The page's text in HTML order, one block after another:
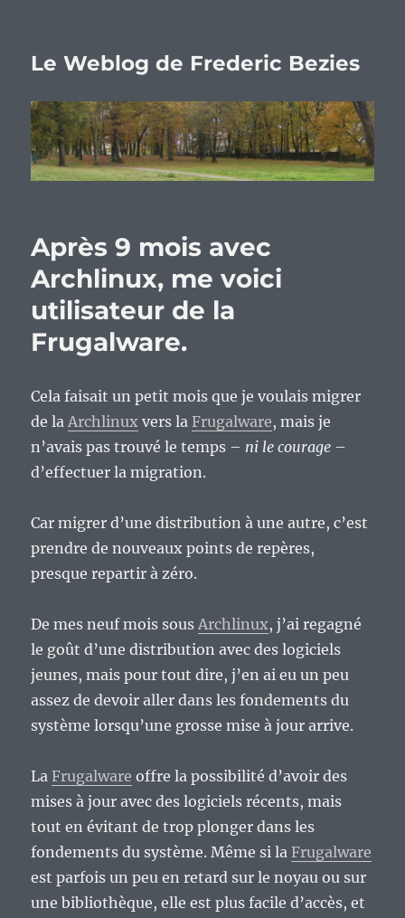
Le Weblog de Frederic Bezies
Après 9 mois avec
Archlinux, me voici
utilisateur de la
Frugalware.
Cela faisait un petit mois que je voulais migrer
de laArchlinux vers laFrugalware, mais je
n’avais pas trouvé le temps – ni le courage –
d’effectuer la migration.
Car migrer d’une distribution à une autre, c’est
prendre de nouveaux points de repères,
presque repartir à zéro.
De mes neuf mois sousArchlinux, j’ai regagné
le goût d’une distribution avec des logiciels
jeunes, mais pour tout dire, j’en ai eu un peu
assez de devoir aller dans les fondements du
système lorsqu’une grosse mise à jour arrive.
LaFrugalware offre la possibilité d’avoir des
mises à jour avec des logiciels récents, mais
tout en évitant de trop plonger dans les
fondements du système. Même si laFrugalware
est parfois un peu en retard sur le noyau ou sur
une bibliothèque, elle est plus facile d’accès, et